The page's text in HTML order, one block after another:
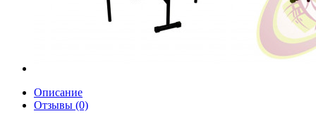
Описание
Отзывы (0)